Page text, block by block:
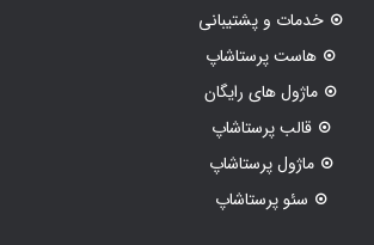
خدمات و پشتیبانی
هاست پرستاشاپ
ماژول های رایگان
قالب پرستاشاپ
ماژول پرستاشاپ
سئو پرستاشاپ